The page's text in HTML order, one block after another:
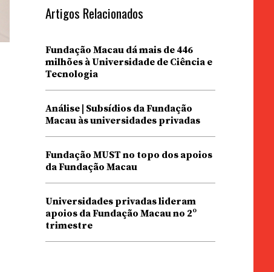
Artigos Relacionados
Fundação Macau dá mais de 446
milhões à Universidade de Ciência e
Tecnologia
Análise | Subsídios da Fundação
Macau às universidades privadas
Fundação MUST no topo dos apoios
da Fundação Macau
Universidades privadas lideram
apoios da Fundação Macau no 2º
trimestre